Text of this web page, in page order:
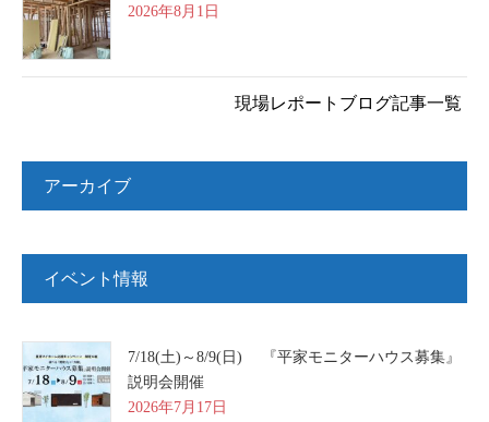
2026年8月1日
現場レポートブログ記事一覧
アーカイブ
イベント情報
7/18(土)～8/9(日) 『平家モニターハウス募集』
説明会開催
2026年7月17日